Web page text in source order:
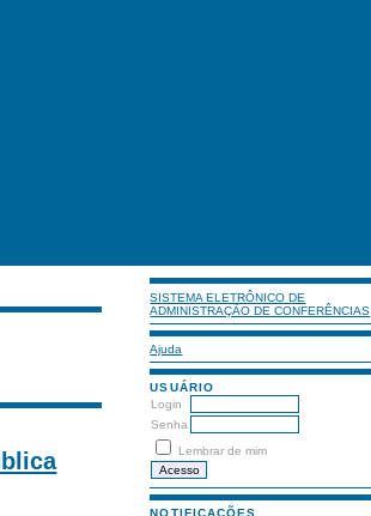
SISTEMA ELETRÔNICO DE
ADMINISTRAÇÃO DE CONFERÊNCIAS
Ajuda
USUÁRIO
Login
Senha
Lembrar de mim
NOTIFICAÇÕES